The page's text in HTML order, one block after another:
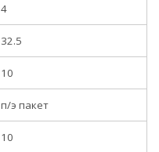
4
32.5
10
п/э пакет
10